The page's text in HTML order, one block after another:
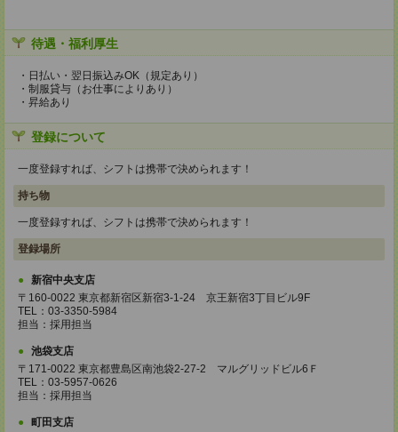
待遇・福利厚生
・日払い・翌日振込みOK（規定あり）
・制服貸与（お仕事によりあり）
・昇給あり
登録について
一度登録すれば、シフトは携帯で決められます！
持ち物
一度登録すれば、シフトは携帯で決められます！
登録場所
新宿中央支店
〒160-0022 東京都新宿区新宿3-1-24 京王新宿3丁目ビル9F
TEL：03-3350-5984
担当：採用担当
池袋支店
〒171-0022 東京都豊島区南池袋2-27-2 マルグリッドビル6Ｆ
TEL：03-5957-0626
担当：採用担当
町田支店